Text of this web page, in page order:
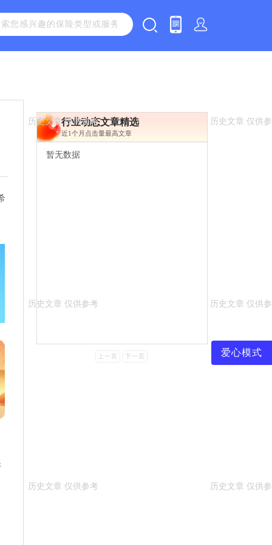
行业动态文章精选
近1个月点击量最高文章
暂无数据
上一页 下一页 爱心模式